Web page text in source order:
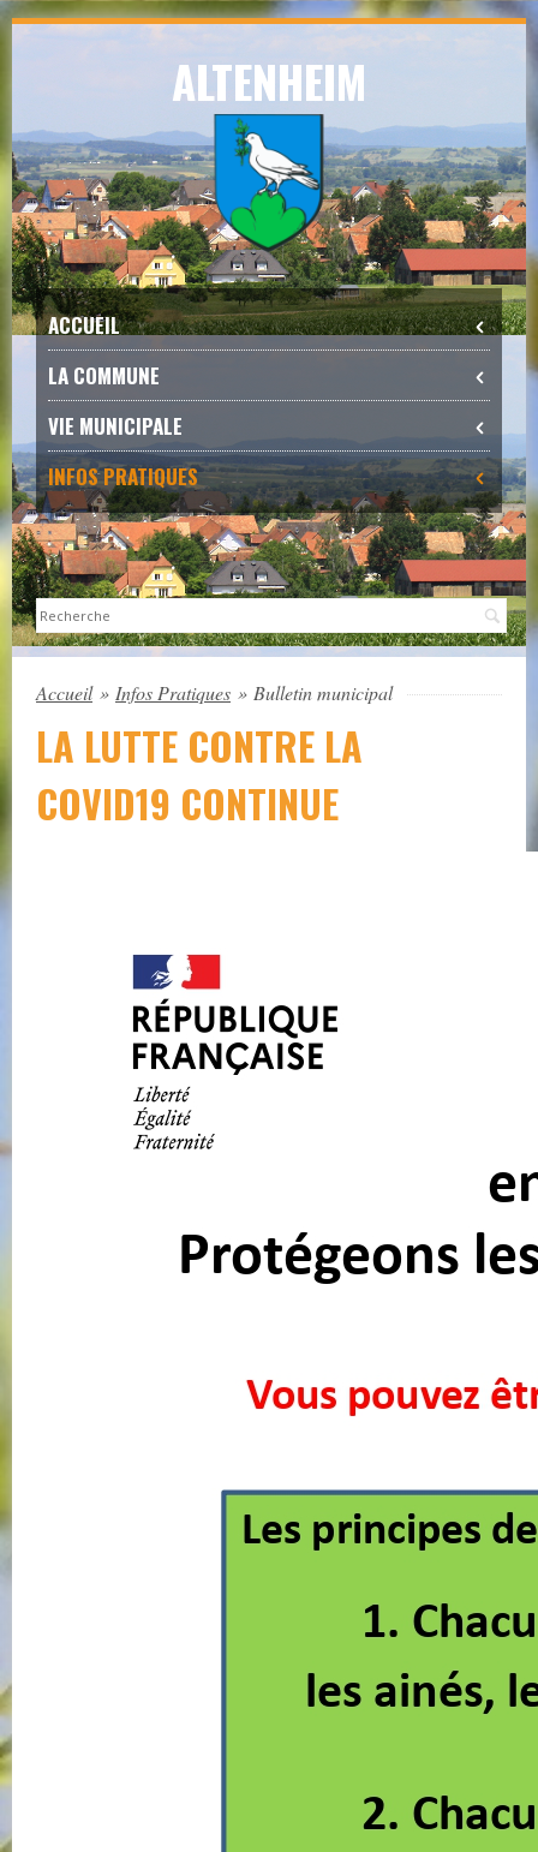
Skip
Skip
to
content
ALTENHEIM
ACCUEIL
LA COMMUNE
VIE MUNICIPALE
INFOS PRATIQUES
Accueil » Infos Pratiques » Bulletin municipal
LA LUTTE CONTRE LA
COVID19 CONTINUE